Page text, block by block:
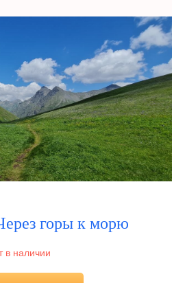
горы к морю
в наличии
«НОВОРОС»
в РФ